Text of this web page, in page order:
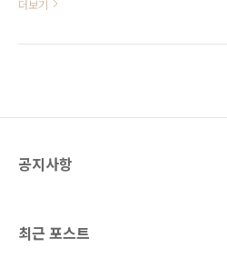
이 버려졌다고 합니다. 그중 90%는 소각되거나
자연으로 흘러가 미세 플라스틱으로 잘게 분해
는 1억 8천만 명 정도라고 합니다. 미국의 ‘비건’
더보기
공지사항
최근 포스트